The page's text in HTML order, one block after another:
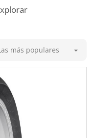
más populares